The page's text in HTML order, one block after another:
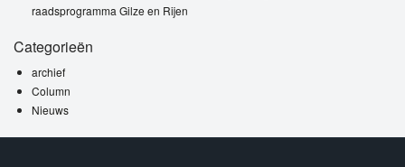
raadsprogramma Gilze en Rijen
Categorieën
archief
Column
Nieuws